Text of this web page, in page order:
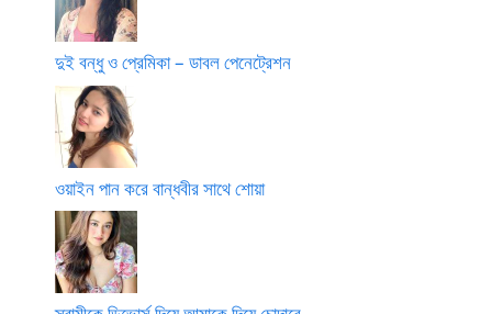
দুই বন্ধু ও প্রেমিকা – ডাবল পেনেট্রেশন
ওয়াইন পান করে বান্ধবীর সাথে শোয়া